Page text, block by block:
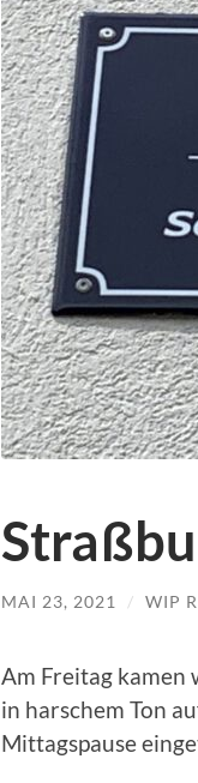
MAI 23, 2021 / WIP
Am Freitag kamen
in harschem Ton
Mittagspause